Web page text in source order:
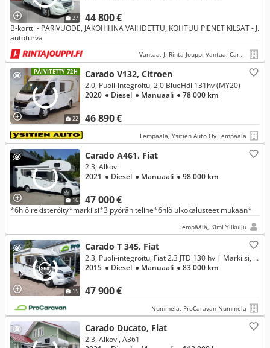
27 44 800 €
B-kortti - PARIVUODE, JAKOHIHNA VAIHDETTU, KOHTUU PIENET KILSAT - J.
autoturva
Vantaa, J. Rinta-Jouppi Vantaa, Caravan
PÄIVITETTY 72H
22
Carado V132, Citroen
46 890 €
2.0, Puoli-integroitu, 2,0 BlueHdi 131hv (MY20)
2020 ● Diesel ● Manuaali ● 78 000 km
Lempäälä, Ysitien Auto Oy Lempäälä
16
Carado A461, Fiat
47 000 €
2.3, Alkovi
2021 ● Diesel ● Manuaali ● 98 000 km
*6hlö rekisteröity*markiisi*3 pyörän teline*6hlö ulkokalusteet mukaan*
Lempäälä, Kimi Ylikulju
15
Carado T 345, Fiat
47 900 €
2.3, Puoli-integroitu, Fiat 2.3 JTD 130 hv | Markiisi, pp-teline **RAHOITUSKORKO ALK. 1,99%**
2015 ● Diesel ● Manuaali ● 83 000 km
Nummela, ProCaravan Nummela
Carado Ducato, Fiat
2.3, Alkovi, A361